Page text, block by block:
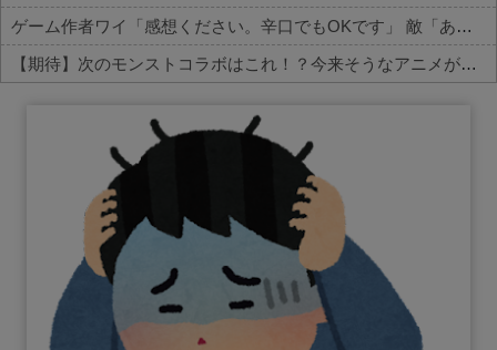
ゲーム作者ワイ「感想ください。辛口でもOKです」 敵「あれがだめ。これがだめ」
【期待】次のモンストコラボはこれ！？今来そうなアニメが話題に